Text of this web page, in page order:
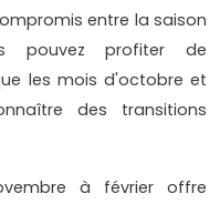
entre la saison
pouvez profiter de
les mois d'octobre et
des transitions
à février offre